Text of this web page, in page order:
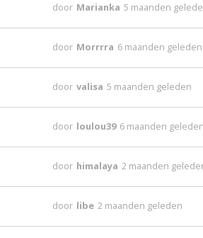
door Marianka 5 maanden
door Morrrra 6 maanden geleden
door valisa 5 maanden geleden
door loulou39 6 maanden
door himalaya 2 maanden
door libe 2 maanden geleden